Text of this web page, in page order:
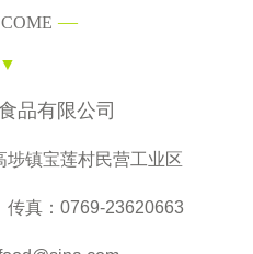
—
▼
品有限公司
埗镇宝莲村民营工业区
真：0769-23620663